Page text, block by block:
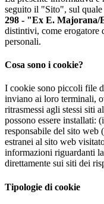
seguito il "Sito", sul quale
298 - "Ex E. Majorana/
distintivi, come erogatore
personali.
Cosa sono i cookie?
I cookie sono piccoli file
inviano ai loro terminali,
ritrasmessi agli stessi siti
possono essere installati:
responsabile del sito
estranei al sito web
informazioni riguardanti
direttamente sui siti dei
Tipologie di cookie